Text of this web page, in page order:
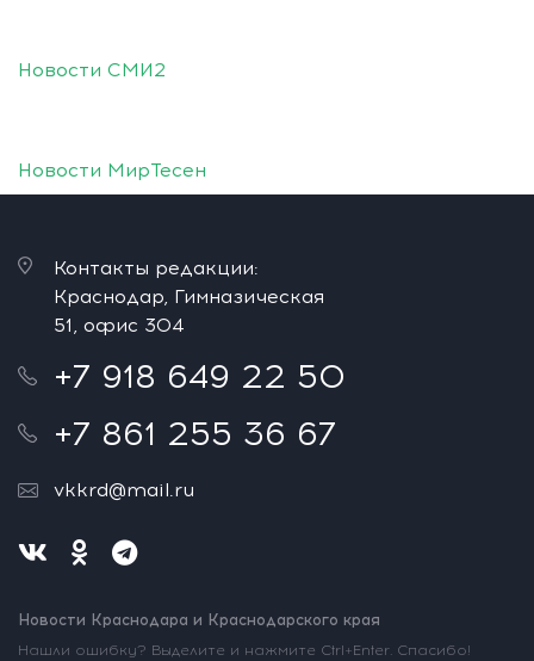
Новости СМИ2
Новости МирТесен
Контакты редакции:
Краснодар, Гимназическая
51, офис 304
+7 918 649 22 50
+7 861 255 36 67
vkkrd@mail.ru
Новости Краснодара и Краснодарского края
Нашли ошибку? Выделите и нажмите Ctrl+Enter. Спасибо!